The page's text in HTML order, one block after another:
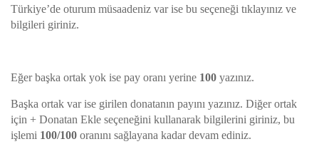
Türkiye’de oturum müsaadeniz var ise bu seçeneği tıklayınız ve
bilgileri giriniz.
Eğer başka ortak yok ise pay oranı yerine 100 yazınız.
Başka ortak var ise girilen donatanın payını yazınız. Diğer ortak
için + Donatan Ekle seçeneğini kullanarak bilgilerini giriniz, bu
işlemi 100/100 oranını sağlayana kadar devam ediniz.